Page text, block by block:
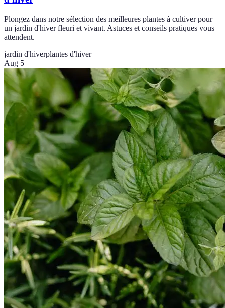
Plongez dans notre sélection des meilleures plantes à cultiver pour
un jardin d'hiver fleuri et vivant. Astuces et conseils pratiques vous
attendent.
jardin d'hiverplantes d'hiver
Aug 5